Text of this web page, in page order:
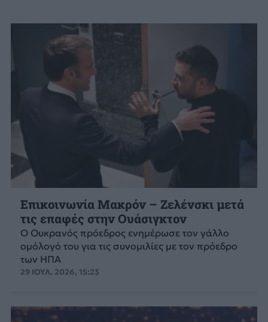
Επικοινωνία Μακρόν – Ζελένσκι μετά
τις επαφές στην Ουάσιγκτον
Ο Ουκρανός πρόεδρος ενημέρωσε τον γάλλο
ομόλογό του για τις συνομιλίες με τον πρόεδρο
των ΗΠΑ
29 ΙΟΥΛ. 2026, 15:23